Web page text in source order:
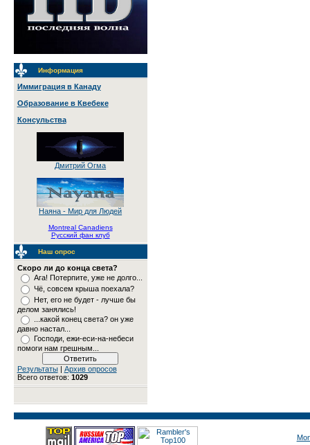
Информация
Иммиграция в Канаду
Образование в Квебеке
Консульства
Дмитрий Огма
Наяна - Мир для Людей
Montreal Canadiens
Русский фан клуб
Наш опрос
Скоро ли до конца света?
Ага! Потерпите, уже не долго...
Чё, совсем крыша поехала?
Нет, его не будет - лучше бы
делом занялись!
...какой конец света? он уже
давно настал...
Господи, ежи-еси-на-небеси
помоги нам грешным...
Результаты| Архив опросов
Всего ответов: 1029